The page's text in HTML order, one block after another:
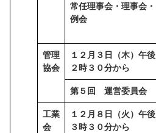
常任理事会・理事会・
例会
管理
協会
１２月３日（木）午後
２時３０分から
第５回 運営委員会
工業
会
１２月８日（火）午後
３時３０分から